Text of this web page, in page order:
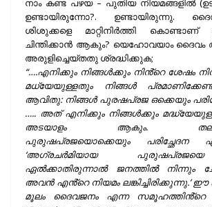
നാം കണ്ട പഴയ – പുതിയ നിയമങ്ങളിൽ
ഉണ്ടായിരുന്നോ?. ഉണ്ടായിരുന്നു.
ശിശുക്കളെ മാറ്റിനിർത്തി
ചിന്തിക്കാൻ ആകും? യെഹോവയാം
അരുളിച്ചെയ്തതു ശ്രദ്ധിക്കുക;
“….എനിക്കും നിങ്ങൾക്കും നിൻ്റെ ശേഷം
മധ്യേയുള്ളതും നിങ്ങൾ
ആവിതു: നിങ്ങൾ പുരഷപ്രജ ഒക്കെയും
….. അത് എനിക്കും നിങ്ങൾക്കും
അടയാളം ആകും.
പുരുഷപ്രജയൊക്കെയും പരിച്ഛേദന
‘അഗ്രചർമിയായ പുരുഷപ്രജയെ
ഏൽക്കാതിരുന്നാൽ ജനത്തിൽ നിന്നും
അവൻ എൻ്റെ നിയമം
മൂലം ദൈവജനം എന്ന